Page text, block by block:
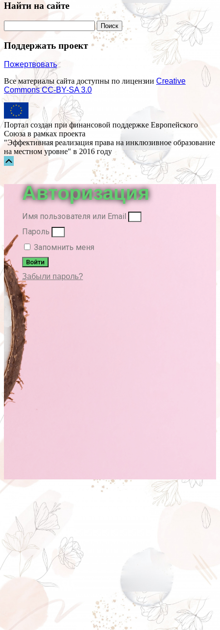
Найти на сайте
Поддержать проект
Пожертвовать
Все материалы сайта доступны по лицензии Creative
Commons СС-BY-SA 3.0
Портал создан при финансовой поддержке Европейского
Союза в рамках проекта
"Эффективная реализация права на инклюзивное образование
на местном уровне" в 2016 году
Авторизация
Имя пользователя или Email
Пароль
Запомнить меня
Войти
Забыли пароль?